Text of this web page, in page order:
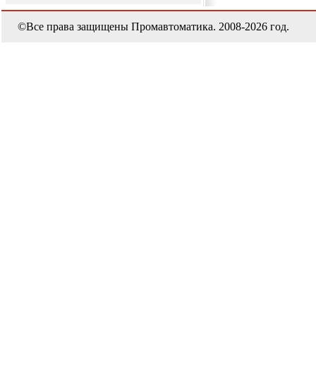
©Все права защищены Промавтоматика. 2008-2026 год.